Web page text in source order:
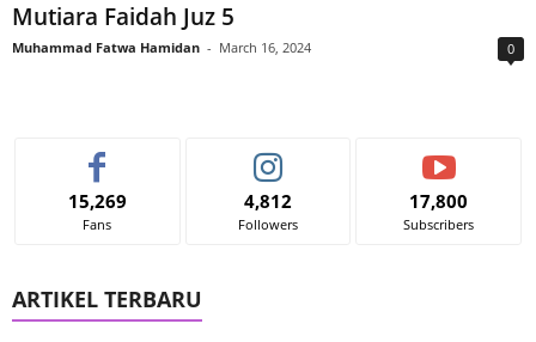
Mutiara Faidah Juz 5
Muhammad Fatwa Hamidan - March 16, 2024 0
15,269
Fans
4,812
Followers
17,800
Subscribers
ARTIKEL TERBARU